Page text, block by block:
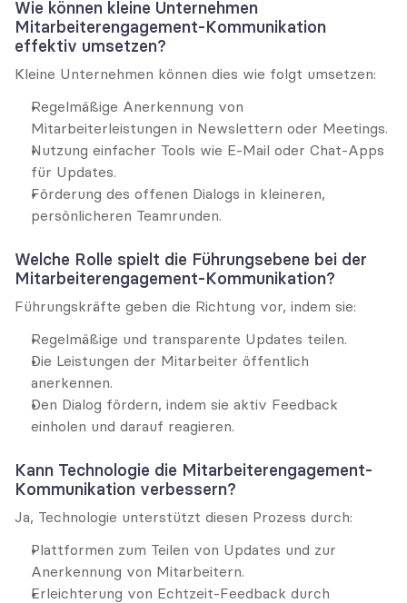
Wie können kleine Unternehmen
Mitarbeiterengagement-Kommunikation
effektiv umsetzen?
Kleine Unternehmen können dies wie folgt umsetzen:
Regelmäßige Anerkennung von
Mitarbeiterleistungen in Newslettern oder Meetings.
Nutzung einfacher Tools wie E-Mail oder Chat-Apps
für Updates.
Förderung des offenen Dialogs in kleineren,
persönlicheren Teamrunden.
Welche Rolle spielt die Führungsebene bei der
Mitarbeiterengagement-Kommunikation?
Führungskräfte geben die Richtung vor, indem sie:
Regelmäßige und transparente Updates teilen.
Die Leistungen der Mitarbeiter öffentlich
anerkennen.
Den Dialog fördern, indem sie aktiv Feedback
einholen und darauf reagieren.
Kann Technologie die Mitarbeiterengagement-
Kommunikation verbessern?
Ja, Technologie unterstützt diesen Prozess durch:
Plattformen zum Teilen von Updates und zur
Anerkennung von Mitarbeitern.
Erleichterung von Echtzeit-Feedback durch